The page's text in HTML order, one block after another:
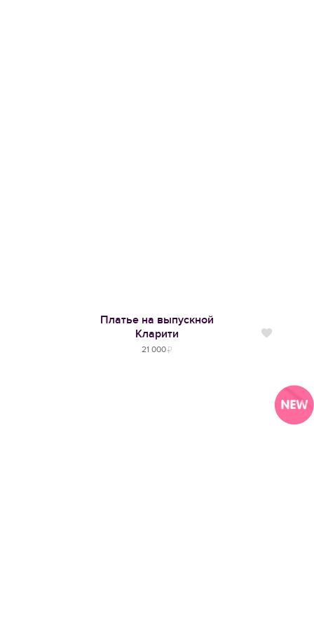
Платье на выпускной
Кларити
21 000